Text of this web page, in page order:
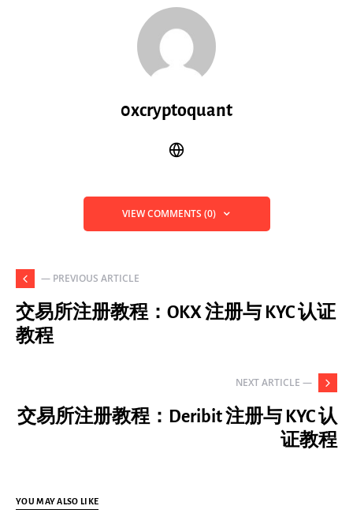
0xcryptoquant
VIEW COMMENTS (0)
— PREVIOUS ARTICLE
交易所注册教程：OKX 注册与 KYC 认证
教程
NEXT ARTICLE —
交易所注册教程：Deribit 注册与 KYC 认
证教程
YOU MAY ALSO LIKE